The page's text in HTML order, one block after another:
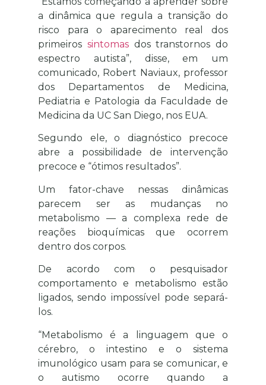
a dinâmica que regula a transição do
risco para o aparecimento real dos
primeiros sintomasdos transtornos do
espectro autista”, disse, em um
comunicado, Robert Naviaux, professor
dos Departamentos de Medicina,
Pediatria e Patologia da Faculdade de
Medicina da UC San Diego, nos EUA.
Segundo ele, o diagnóstico precoce
abre a possibilidade de intervenção
precoce e “ótimos resultados”.
Um fator-chave nessas dinâmicas
parecem ser as mudanças no
metabolismo — a complexa rede de
reações bioquímicas que ocorrem
dentro dos corpos.
De acordo com o pesquisador
comportamento e metabolismo estão
ligados, sendo impossível pode separá-
los.
“Metabolismo é a linguagem que o
cérebro, o intestino e o sistema
imunológico usam para se comunicar, e
o autismo ocorre quando a